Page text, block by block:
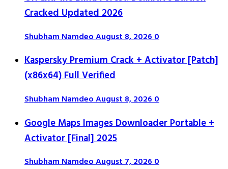
Cracked Updated 2026
Shubham NamdeoAugust 8, 20260
Kaspersky Premium Crack + Activator [Patch]
(x86x64) Full Verified
Shubham NamdeoAugust 8, 20260
Google Maps Images Downloader Portable +
Activator [Final] 2025
Shubham NamdeoAugust 7, 20260